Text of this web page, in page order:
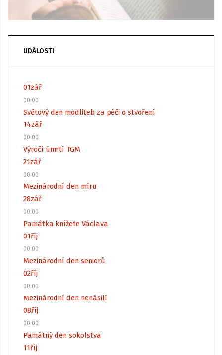
UDÁLOSTI
01zář
00:00
Světový den modliteb za péči o stvoření
14zář
00:00
Výročí úmrtí TGM
21zář
00:00
Mezinárodní den míru
28zář
00:00
Památka knížete Václava
01říj
00:00
Mezinárodní den seniorů
02říj
00:00
Mezinárodní den nenásilí
08říj
00:00
Památný den sokolstva
11říj